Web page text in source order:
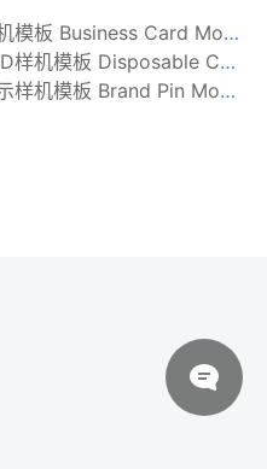
Card Mockup with Rounded Corners
Disposable Coffee Cup Mockup
机模板 Brand Pin Mockup